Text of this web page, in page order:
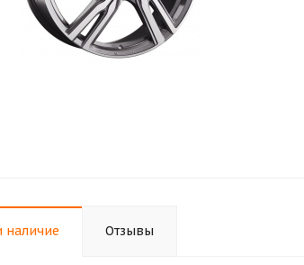
наличие Отзывы